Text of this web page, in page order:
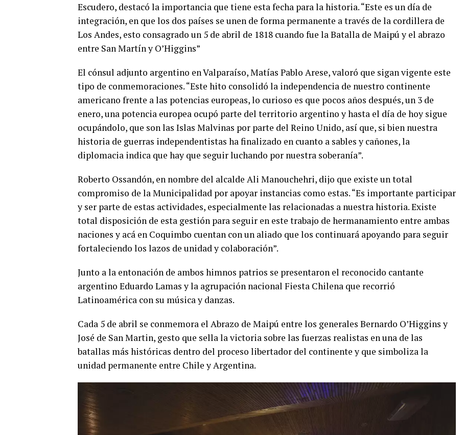
Escudero, destacó la importancia que tiene esta fecha para la historia. “Este es un día de
integración, en que los dos países se unen de forma permanente a través de la cordillera de
Los Andes, esto consagrado un 5 de abril de 1818 cuando fue la Batalla de Maipú y el abrazo
entre San Martín y O’Higgins”
El cónsul adjunto argentino en Valparaíso, Matías Pablo Arese, valoró que sigan vigente este
tipo de conmemoraciones. “Este hito consolidó la independencia de nuestro continente
americano frente a las potencias europeas, lo curioso es que pocos años después, un 3 de
enero, una potencia europea ocupó parte del territorio argentino y hasta el día de hoy sigue
ocupándolo, que son las Islas Malvinas por parte del Reino Unido, así que, si bien nuestra
historia de guerras independentistas ha finalizado en cuanto a sables y cañones, la
diplomacia indica que hay que seguir luchando por nuestra soberanía”.
Roberto Ossandón, en nombre del alcalde Ali Manouchehri, dijo que existe un total
compromiso de la Municipalidad por apoyar instancias como estas. “Es importante participar
y ser parte de estas actividades, especialmente las relacionadas a nuestra historia. Existe
total disposición de esta gestión para seguir en este trabajo de hermanamiento entre ambas
naciones y acá en Coquimbo cuentan con un aliado que los continuará apoyando para seguir
fortaleciendo los lazos de unidad y colaboración”.
Junto a la entonación de ambos himnos patrios se presentaron el reconocido cantante
argentino Eduardo Lamas y la agrupación nacional Fiesta Chilena que recorrió
Latinoamérica con su música y danzas.
Cada 5 de abril se conmemora el Abrazo de Maipú entre los generales Bernardo O’Higgins y
José de San Martin, gesto que sella la victoria sobre las fuerzas realistas en una de las
batallas más históricas dentro del proceso libertador del continente y que simboliza la
unidad permanente entre Chile y Argentina.